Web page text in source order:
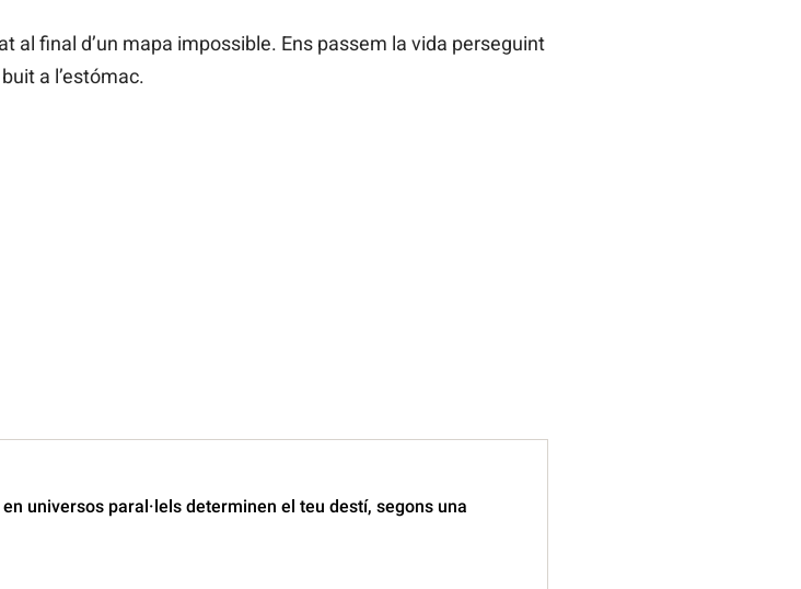
al final d’un mapa impossible. Ens passem la vida perseguint
a l’estómac.
universos paral·lels determinen el teu destí, segons una